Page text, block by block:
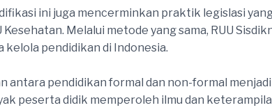
ini juga mencerminkan praktik legislasi
Kesehatan. Melalui metode yang sama, RUU
kelola pendidikan di Indonesia.
antara pendidikan formal dan non-formal
peserta didik memperoleh ilmu dan